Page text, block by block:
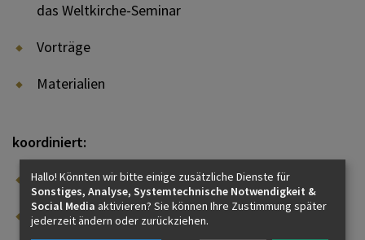
das Weltkirche-Seminar
Vorträge
Materialien
koordiniert:
die Diözesane Kommission für Weltkirche (DKW)
arbeitet der Kommission zu
Hallo! Könnten wir bitte einige zusätzliche Dienste für
Sonstiges, Analyse, Systemtechnische Notwendigkeit &
Social Media aktivieren? Sie können Ihre Zustimmung später
jederzeit ändern oder zurückziehen.